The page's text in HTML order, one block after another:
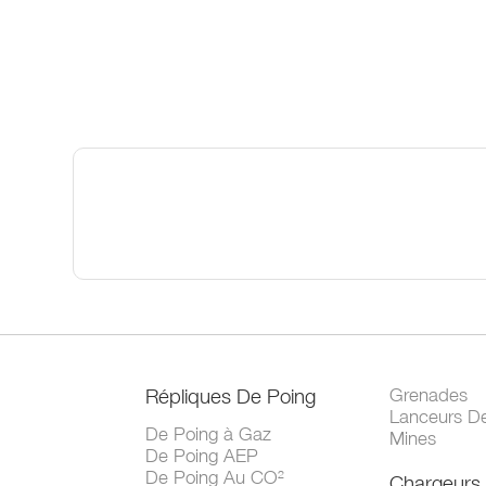
Répliques De Poing
De Poing à Gaz
De Poing AEP
De Poing Au CO²
Grenades
Lanceurs
Mines